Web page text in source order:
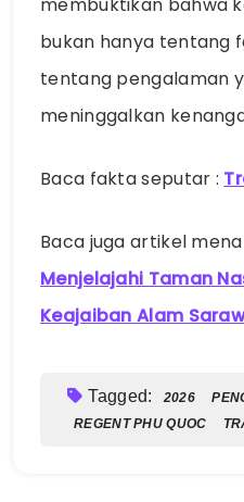
bukan hanya tentang
tentang pengalaman
meninggalkan
Baca fakta seputar :
Baca juga artikel
Menjelajahi Taman
Keajaiban Alam
Tagged: 2026
REGENT PHU QUOC